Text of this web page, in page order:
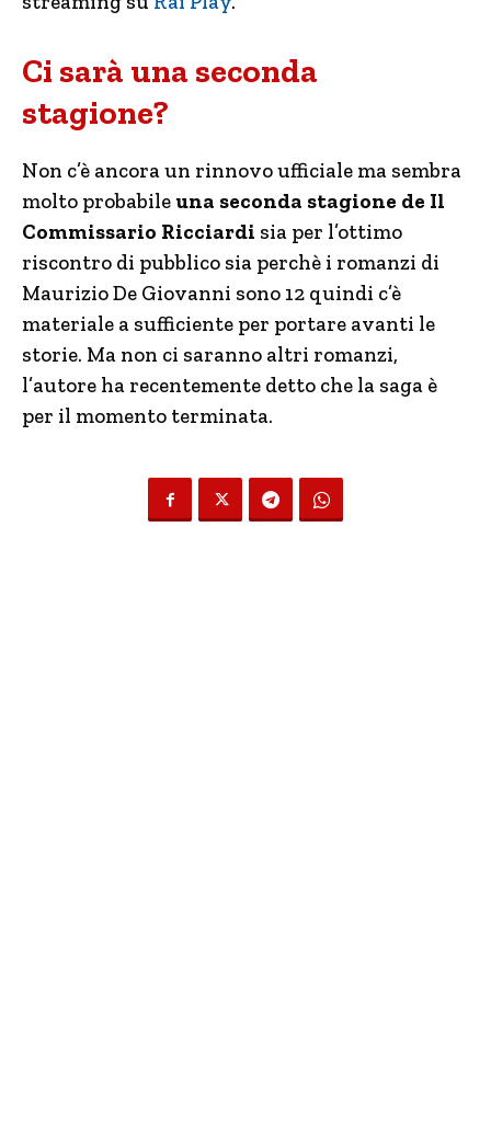
Ci sarà una seconda
stagione?
Non c’è ancora un rinnovo ufficiale ma sembra
molto probabileuna seconda stagione de Il
Commissario Ricciardi sia per l’ottimo
riscontro di pubblico sia perchè i romanzi di
Maurizio De Giovanni sono 12 quindi c’è
materiale a sufficiente per portare avanti le
storie. Ma non ci saranno altri romanzi,
l’autore ha recentemente detto che la saga è
per il momento terminata.